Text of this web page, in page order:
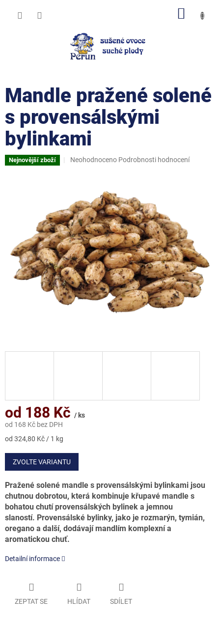
Mandle pražené solené
s provensálskými
bylinkami
Nejnovější zboží
Průměrné
z
5
hvězdiček.
Neohodnoceno Podrobnosti hodnocení
od 188 Kč / ks
od 168 Kč bez DPH
Měrná
od 324,80 Kč / 1 kg
ZVOLTE VARIANTU
Pražené solené mandle s provensálskými bylinkami jsou
chutnou dobrotou, která kombinuje křupavé mandle s
bohatou chutí provensálských bylinek a jemnou
slaností. Provensálské bylinky, jako je rozmarýn, tymián,
oregano a další, dodávají mandlím komplexní a
aromatickou chuť.
Detailní informace
ZEPTAT SE HLÍDAT SDÍLET